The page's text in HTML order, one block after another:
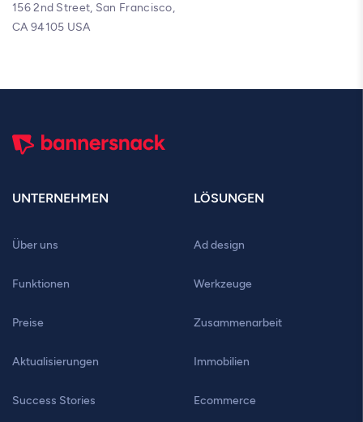
156 2nd Street, San Francisco,
CA 94105 USA
UNTERNEHMEN
Über uns
Funktionen
Preise
Aktualisierungen
Success Stories
LÖSUNGEN
Ad design
Werkzeuge
Zusammenarbeit
Immobilien
Ecommerce